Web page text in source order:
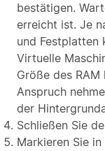
bestätigen.
erreicht ist. Je
und Festplatten
Virtuelle
Größe des
Anspruch
der
Schließen Sie
Markieren Sie